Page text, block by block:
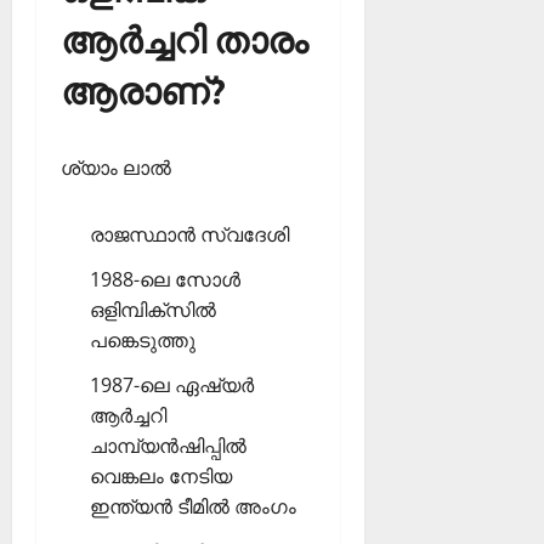
ആര്‍ച്ചറി താരം
ആരാണ്?
ശ്യാം ലാല്‍
രാജസ്ഥാന്‍ സ്വദേശി
1988-ലെ സോള്‍
ഒളിമ്പിക്‌സില്‍
പങ്കെടുത്തു
1987-ലെ ഏഷ്യര്‍
ആര്‍ച്ചറി
ചാമ്പ്യന്‍ഷിപ്പില്‍
വെങ്കലം നേടിയ
ഇന്ത്യന്‍ ടീമില്‍ അംഗം